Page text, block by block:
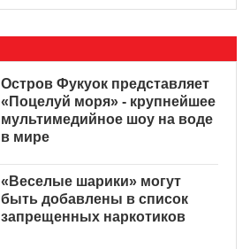
Остров Фукуок представляет
«Поцелуй моря» - крупнейшее
мультимедийное шоу на воде
в мире
«Веселые шарики» могут
быть добавлены в список
запрещенных наркотиков